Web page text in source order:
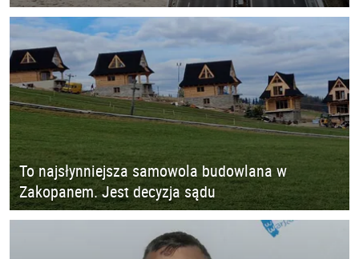
To najsłynniejsza samowola budowlana w
Zakopanem. Jest decyzja sądu